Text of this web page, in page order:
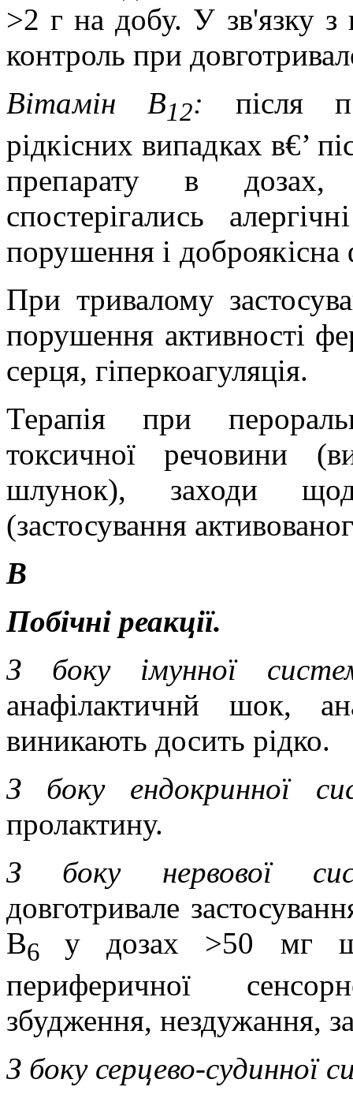
>2 г на добу. У зв'язку з
контроль при
Вітамін В12: після
рідкісних випадках в€’
препарату в дозах,
спостерігались
порушення і
При тривалому
порушення активності
серця, гіперкоагуляція.
Терапія при
токсичної речовини
шлунок), заходи
(застосування
В
Побічні реакції.
З боку імунної
анафілактичнй шок,
виникають досить рідко.
З боку ендокринної
пролактину.
З боку нервової
довготривале
В6у дозах >50 мг
периферичної
збудження, нездужання,
З боку серцево-судинної